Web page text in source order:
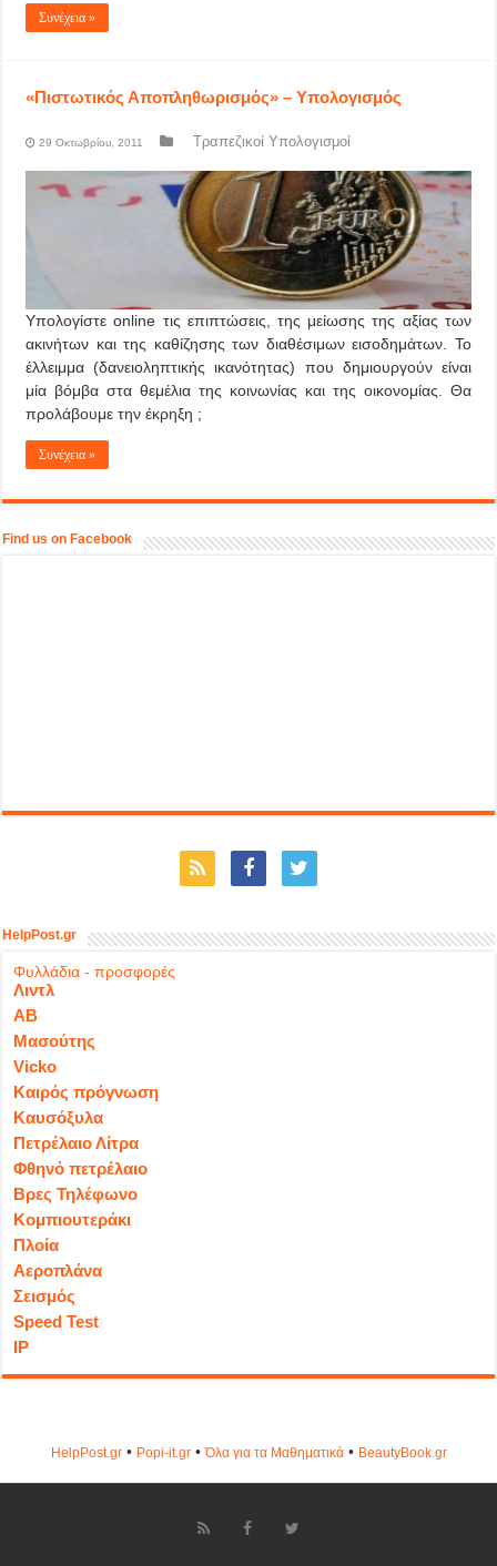
Συνέχεια »
«Πιστωτικός Αποπληθωρισμός» – Υπολογισμός
29 Οκτωβρίου, 2011 Τραπεζικοί Υπολογισμοί
Υπολογίστε online τις επιπτώσεις, της μείωσης της αξίας των
ακινήτων και της καθίζησης των διαθέσιμων εισοδημάτων. Το
έλλειμμα (δανειοληπτικής ικανότητας) που δημιουργούν είναι
μία βόμβα στα θεμέλια της κοινωνίας και της οικονομίας. Θα
προλάβουμε την έκρηξη ;
Συνέχεια »
Find us on Facebook
HelpPost.gr
Φυλλάδια - προσφορές
Λιντλ
ΑΒ
Μασούτης
Vicko
Καιρός πρόγνωση
Καυσόξυλα
Πετρέλαιο Λίτρα
Φθηνό πετρέλαιο
Βρες Τηλέφωνο
Κομπιουτεράκι
Πλοία
Αεροπλάνα
Σεισμός
Speed Test
IP
HelpPost.gr• Popi-it.gr•Όλα για τα Μαθηματικά• ΒeautyΒook.gr